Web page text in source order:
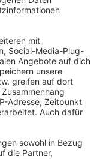
1%
1%
1%
1%
0%